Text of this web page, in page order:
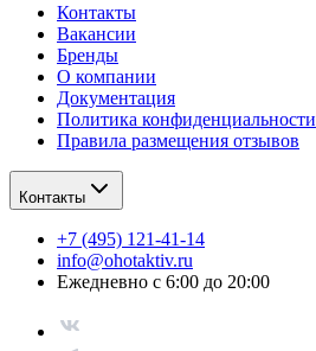
Контакты
Вакансии
Бренды
О компании
Документация
Политика конфиденциальности
Правила размещения отзывов
Контакты
+7 (495) 121-41-14
info@ohotaktiv.ru
Ежедневно с 6:00 до 20:00